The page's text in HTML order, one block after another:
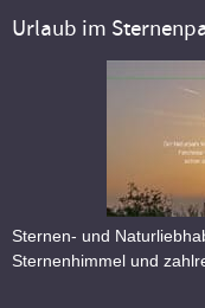
Urlaub im
Sternen- und
Sternenhimmel und